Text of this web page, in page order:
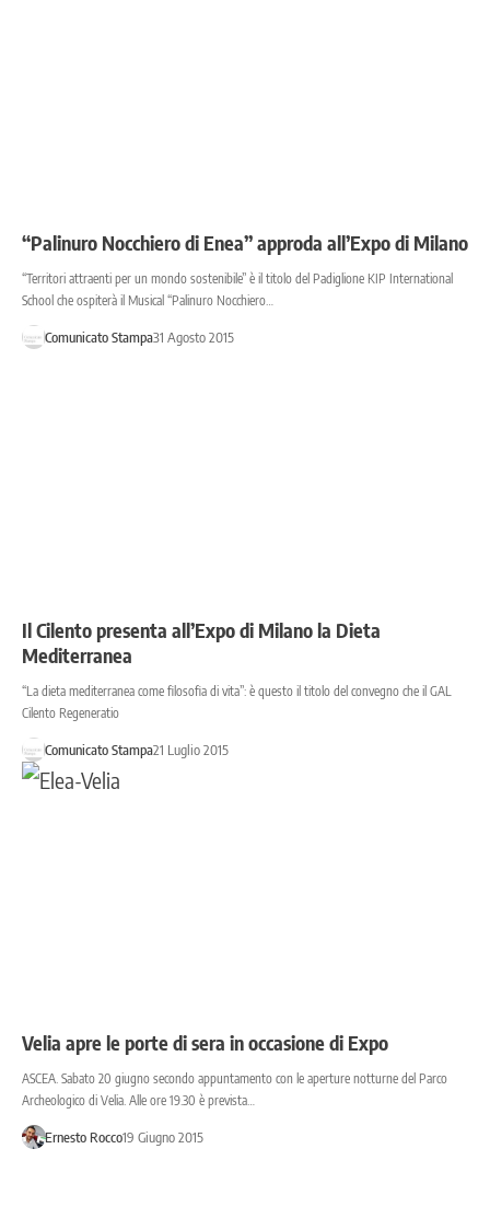
“Palinuro Nocchiero di Enea” approda all’Expo di Milano
“Territori attraenti per un mondo sostenibile” è il titolo del Padiglione KIP International
School che ospiterà il Musical “Palinuro Nocchiero…
Comunicato Stampa31 Agosto 2015
Il Cilento presenta all’Expo di Milano la Dieta
Mediterranea
“La dieta mediterranea come filosofia di vita”: è questo il titolo del convegno che il GAL
Cilento Regeneratio
Comunicato Stampa21 Luglio 2015
Velia apre le porte di sera in occasione di Expo
ASCEA. Sabato 20 giugno secondo appuntamento con le aperture notturne del Parco
Archeologico di Velia. Alle ore 19.30 è prevista…
Ernesto Rocco19 Giugno 2015